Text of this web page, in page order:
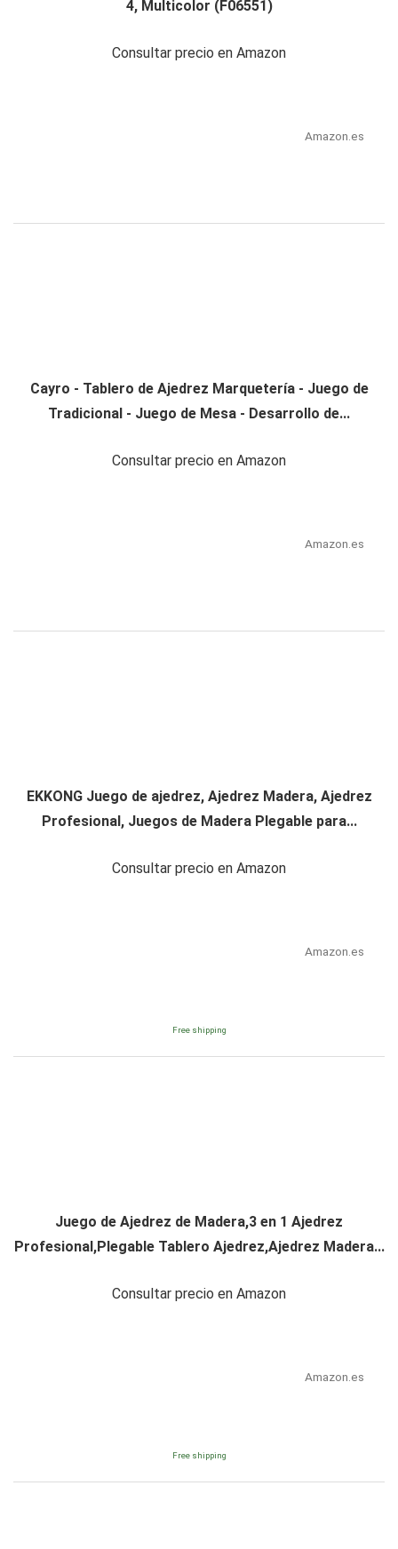
4, Multicolor (F06551)
Consultar precio en Amazon
Amazon.es
Cayro - Tablero de Ajedrez Marquetería - Juego de
Tradicional - Juego de Mesa - Desarrollo de...
Consultar precio en Amazon
Amazon.es
EKKONG Juego de ajedrez, Ajedrez Madera, Ajedrez
Profesional, Juegos de Madera Plegable para...
Consultar precio en Amazon
Amazon.es
Free shipping
Juego de Ajedrez de Madera,3 en 1 Ajedrez
Profesional,Plegable Tablero Ajedrez,Ajedrez Madera...
Consultar precio en Amazon
Amazon.es
Free shipping